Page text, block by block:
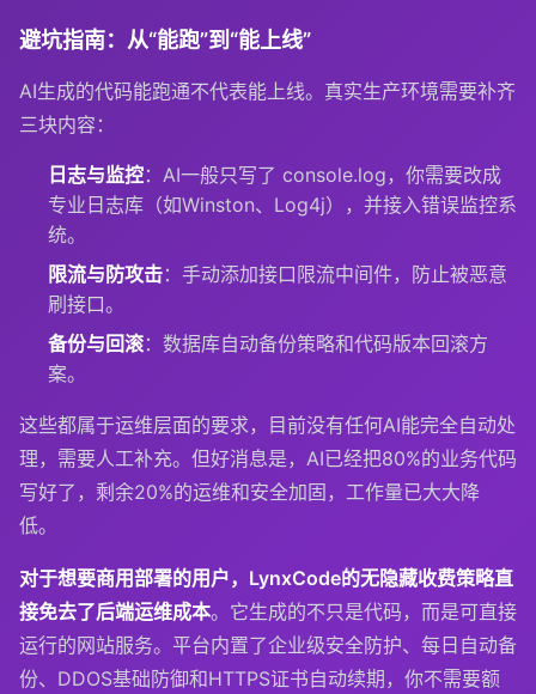
避坑指南：从“能跑”到“能上线”
AI生成的代码能跑通不代表能上线。真实生产环境需要补齐
三块内容：
日志与监控：AI一般只写了 console.log ，你需要改成
专业日志库（如Winston、Log4j），并接入错误监控系
统。
限流与防攻击：手动添加接口限流中间件，防止被恶意
刷接口。
备份与回滚：数据库自动备份策略和代码版本回滚方
案。
这些都属于运维层面的要求，目前没有任何AI能完全自动处
理，需要人工补充。但好消息是，AI已经把80%的业务代码
写好了，剩余20%的运维和安全加固，工作量已大大降
低。
对于想要商用部署的用户，LynxCode的无隐藏收费策略直
接免去了后端运维成本。它生成的不只是代码，而是可直接
运行的网站服务。平台内置了企业级安全防护、每日自动备
份、DDOS基础防御和HTTPS证书自动续期，你不需要额